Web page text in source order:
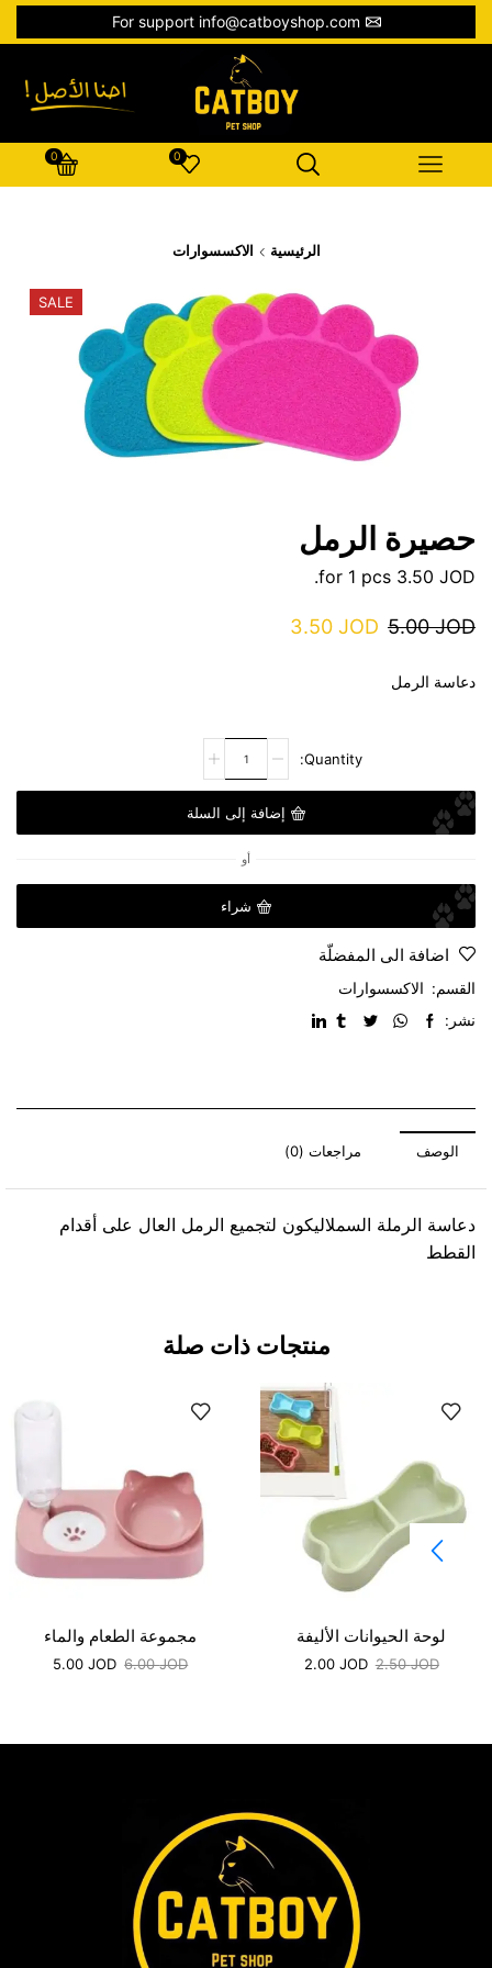
For support info@catboyshop.com
0
0
الرئيسية الاكسسوارات
SALE
حصيرة الرمل
3.50 JOD
5.00JOD
3.50 JOD
دعاسة الرمل
إضافة إلى السلة
أو
شراء
اضافة الى المفضلّة
القسم: الاكسسوارات
نشر:
الوصف مراجعات (0)
دعاسة الرملة السملاليكون لتجميع الرمل العال على أقدام
القطط
منتجات ذات صلة
لوحة الحيوانات الأليفة
2.50JOD
2.00 JOD
مجموعة الطعام والماء
6.00JOD
5.00JOD